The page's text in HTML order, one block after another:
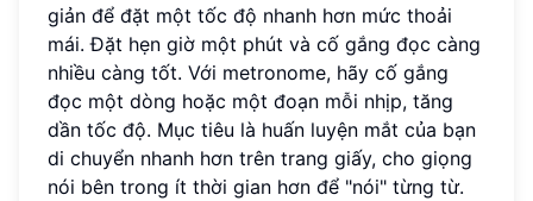
giản để đặt một tốc độ nhanh hơn mức thoải
mái. Đặt hẹn giờ một phút và cố gắng đọc càng
nhiều càng tốt. Với metronome, hãy cố gắng
đọc một dòng hoặc một đoạn mỗi nhịp, tăng
dần tốc độ. Mục tiêu là huấn luyện mắt của bạn
di chuyển nhanh hơn trên trang giấy, cho giọng
nói bên trong ít thời gian hơn để "nói" từng từ.